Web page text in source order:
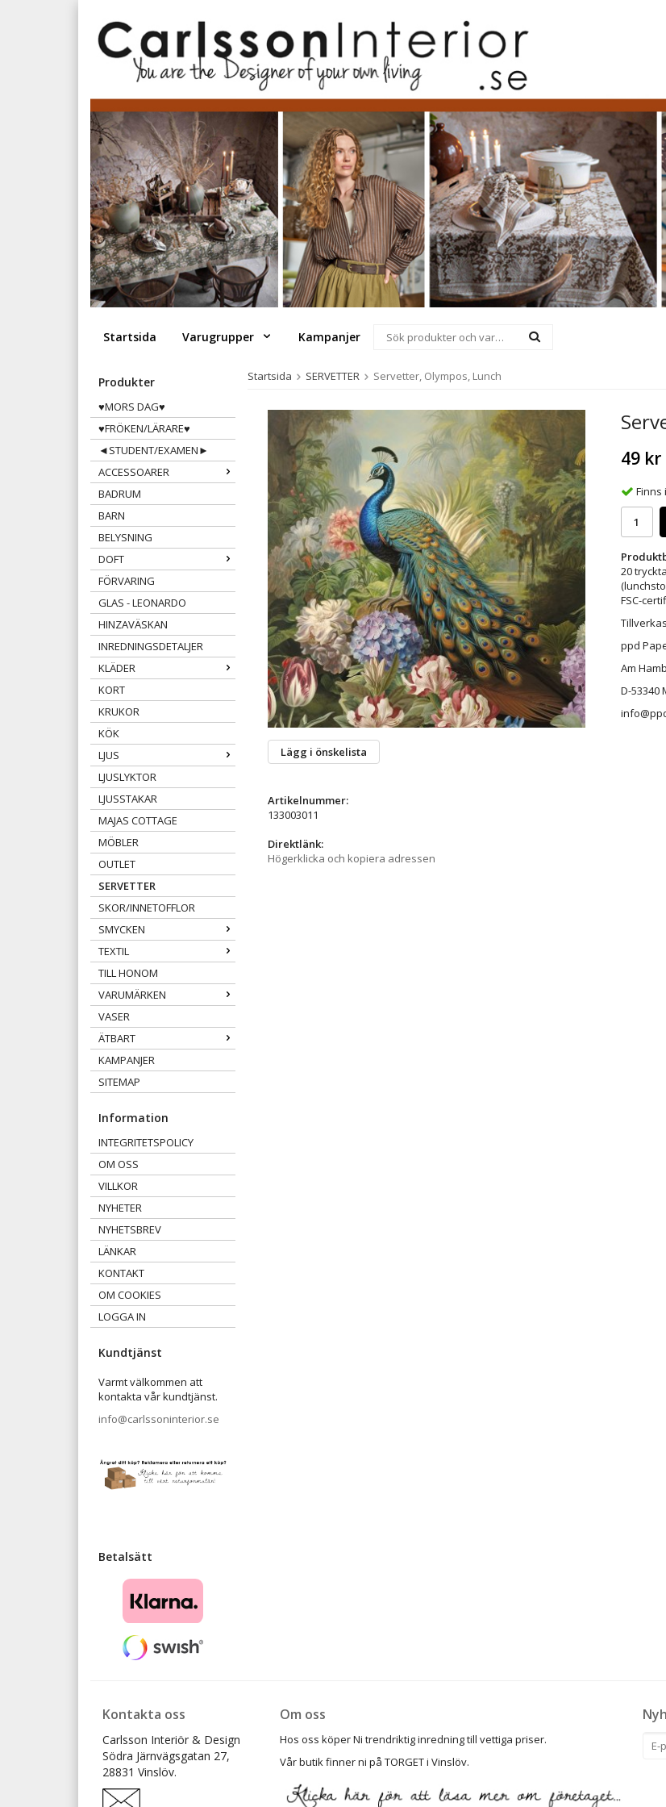
Startsida Varugrupper Kampanjer
Produkter
♥MORS DAG♥
♥FRÖKEN/LÄRARE♥
◄STUDENT/EXAMEN►
ACCESSOARER
BADRUM
BARN
BELYSNING
DOFT
FÖRVARING
GLAS - LEONARDO
HINZAVÄSKAN
INREDNINGSDETALJER
KLÄDER
KORT
KRUKOR
KÖK
LJUS
LJUSLYKTOR
LJUSSTAKAR
MAJAS COTTAGE
MÖBLER
OUTLET
SERVETTER
SKOR/INNETOFFLOR
SMYCKEN
TEXTIL
TILL HONOM
VARUMÄRKEN
VASER
ÄTBART
KAMPANJER
SITEMAP
Information
INTEGRITETSPOLICY
OM OSS
VILLKOR
NYHETER
NYHETSBREV
LÄNKAR
KONTAKT
OM COOKIES
LOGGA IN
Kundtjänst
Varmt välkommen att
kontakta vår kundtjänst.
info@carlssoninterior.se
Betalsätt
Startsida SERVETTER Servetter, Olympos, Lunch
49 kr
Finns
20
FSC-
ppd
Am
D-53340
Lägg i önskelista
Artikelnummer:
133003011
Direktlänk:
Högerklicka och kopiera adressen
Kontakta oss
Carlsson Interiör & Design
Södra Järnvägsgatan 27,
28831 Vinslöv.
Om oss
Hos oss köper Ni trendriktig inredning till vettiga priser.
Vår butik finner ni på TORGET i Vinslöv.